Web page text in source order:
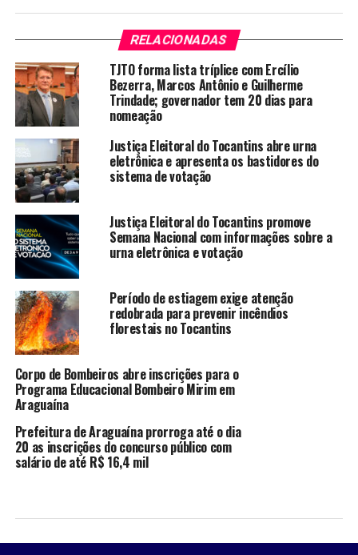
RELACIONADAS
TJTO forma lista tríplice com Ercílio
Bezerra, Marcos Antônio e Guilherme
Trindade; governador tem 20 dias para
nomeação
Justiça Eleitoral do Tocantins abre urna
eletrônica e apresenta os bastidores do
sistema de votação
Justiça Eleitoral do Tocantins promove
Semana Nacional com informações sobre a
urna eletrônica e votação
Período de estiagem exige atenção
redobrada para prevenir incêndios
florestais no Tocantins
Corpo de Bombeiros abre inscrições para o
Programa Educacional Bombeiro Mirim em
Araguaína
Prefeitura de Araguaína prorroga até o dia
20 as inscrições do concurso público com
salário de até R$ 16,4 mil